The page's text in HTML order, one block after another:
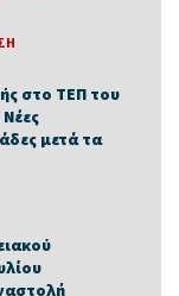
στο ΤΕΠ του
μετά τα